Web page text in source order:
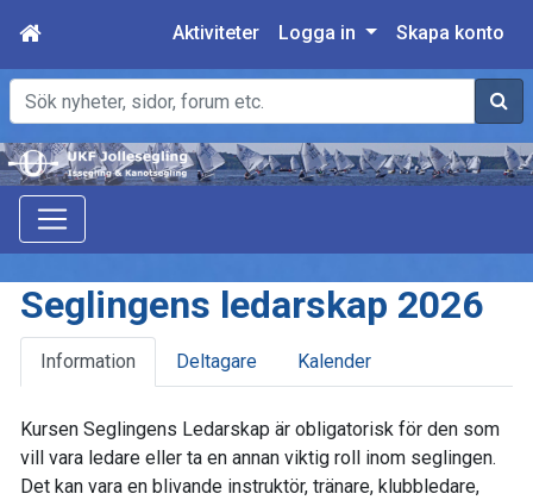
Aktiviteter Logga in Skapa konto
Sök
Seglingens ledarskap 2026
Information Deltagare Kalender
Kursen Seglingens Ledarskap är obligatorisk för den som
vill vara ledare eller ta en annan viktig roll inom seglingen.
Det kan vara en blivande instruktör, tränare, klubbledare,